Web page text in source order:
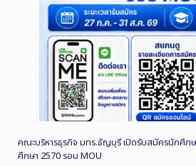
คณะบริหารธุรกิจ มทร.ธัญบุรี เปิดรับสมัครนักศึก
ศึกษา 2570 รอบ MOU